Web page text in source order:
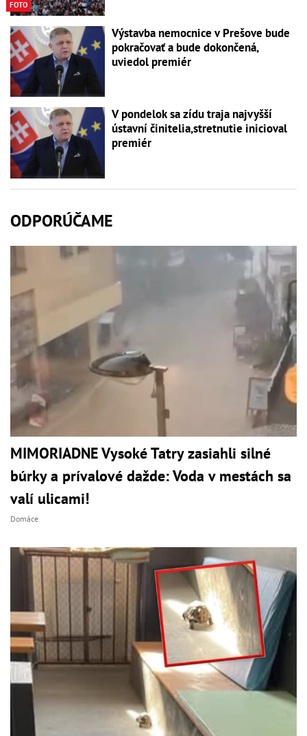
FOTO
Výstavba nemocnice v Prešove bude
pokračovať a bude dokončená,
uviedol premiér
V pondelok sa zídu traja najvyšší
ústavní činitelia,stretnutie inicioval
premiér
ODPORÚČAME
MIMORIADNE Vysoké Tatry zasiahli silné
búrky a prívalové dažde: Voda v mestách sa
valí ulicami!
Domáce